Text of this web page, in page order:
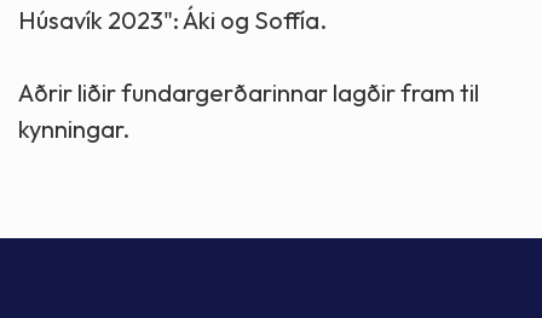
Húsavík 2023": Áki og Soffía.
Aðrir liðir fundargerðarinnar lagðir fram til
kynningar.